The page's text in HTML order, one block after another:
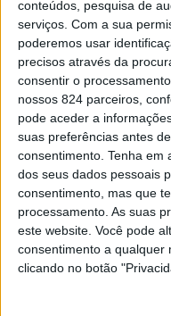
conteúdos, pesquisa de
serviços. Com a sua
poderemos usar
precisos através da
consentir o
nossos 824 parceiros,
pode aceder a
suas preferências antes
consentimento. Tenha em
dos seus dados pessoais
consentimento, mas que
processamento. As suas
este website. Você pode
consentimento a qualquer
clicando no botão